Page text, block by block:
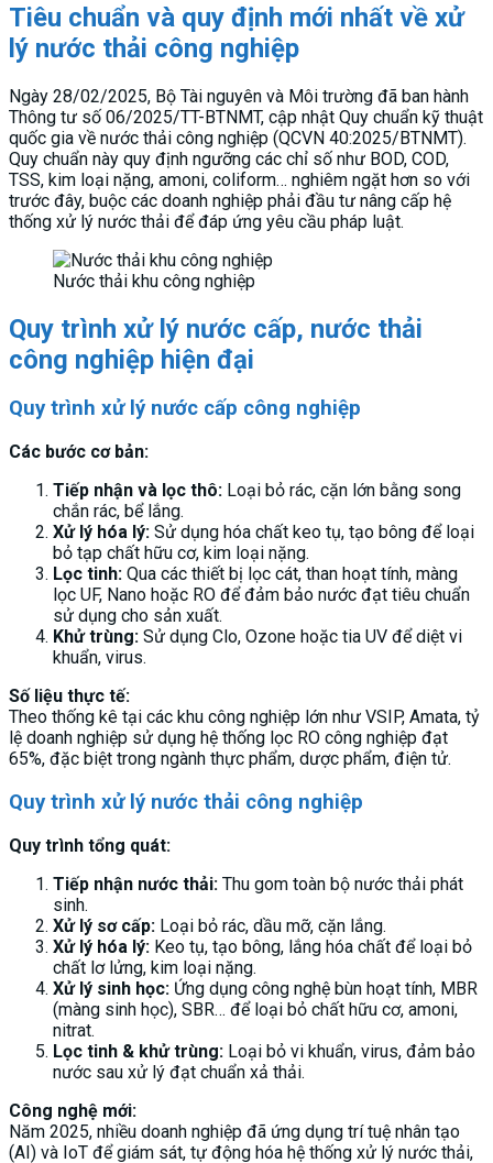
Tiêu chuẩn và quy định mới nhất về xử
lý nước thải công nghiệp
Ngày 28/02/2025, Bộ Tài nguyên và Môi trường đã ban hành
Thông tư số 06/2025/TT-BTNMT, cập nhật Quy chuẩn kỹ thuật
quốc gia về nước thải công nghiệp (QCVN 40:2025/BTNMT).
Quy chuẩn này quy định ngưỡng các chỉ số như BOD, COD,
TSS, kim loại nặng, amoni, coliform… nghiêm ngặt hơn so với
trước đây, buộc các doanh nghiệp phải đầu tư nâng cấp hệ
thống xử lý nước thải để đáp ứng yêu cầu pháp luật.
Nước thải khu công nghiệp
Quy trình xử lý nước cấp, nước thải
công nghiệp hiện đại
Quy trình xử lý nước cấp công nghiệp
Các bước cơ bản:
Tiếp nhận và lọc thô: Loại bỏ rác, cặn lớn bằng song
chắn rác, bể lắng.
Xử lý hóa lý: Sử dụng hóa chất keo tụ, tạo bông để loại
bỏ tạp chất hữu cơ, kim loại nặng.
Lọc tinh: Qua các thiết bị lọc cát, than hoạt tính, màng
lọc UF, Nano hoặc RO để đảm bảo nước đạt tiêu chuẩn
sử dụng cho sản xuất.
Khử trùng: Sử dụng Clo, Ozone hoặc tia UV để diệt vi
khuẩn, virus.
Số liệu thực tế:
Theo thống kê tại các khu công nghiệp lớn như VSIP, Amata, tỷ
lệ doanh nghiệp sử dụng hệ thống lọc RO công nghiệp đạt
65%, đặc biệt trong ngành thực phẩm, dược phẩm, điện tử.
Quy trình xử lý nước thải công nghiệp
Quy trình tổng quát:
Tiếp nhận nước thải: Thu gom toàn bộ nước thải phát
sinh.
Xử lý sơ cấp: Loại bỏ rác, dầu mỡ, cặn lắng.
Xử lý hóa lý: Keo tụ, tạo bông, lắng hóa chất để loại bỏ
chất lơ lửng, kim loại nặng.
Xử lý sinh học: Ứng dụng công nghệ bùn hoạt tính, MBR
(màng sinh học), SBR… để loại bỏ chất hữu cơ, amoni,
nitrat.
Lọc tinh & khử trùng: Loại bỏ vi khuẩn, virus, đảm bảo
nước sau xử lý đạt chuẩn xả thải.
Công nghệ mới:
Năm 2025, nhiều doanh nghiệp đã ứng dụng trí tuệ nhân tạo
(AI) và IoT để giám sát, tự động hóa hệ thống xử lý nước thải,